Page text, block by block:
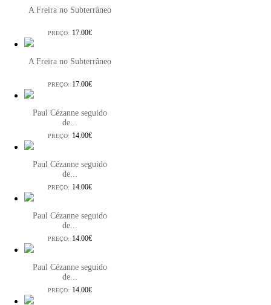
A Freira no Subterrâneo
PREÇO: 17.00€
A Freira no Subterrâneo
PREÇO: 17.00€
Paul Cézanne seguido
de...
PREÇO: 14.00€
Paul Cézanne seguido
de...
PREÇO: 14.00€
Paul Cézanne seguido
de...
PREÇO: 14.00€
Paul Cézanne seguido
de...
PREÇO: 14.00€